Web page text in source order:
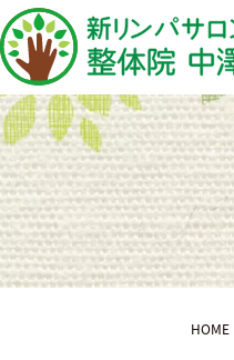
HOME